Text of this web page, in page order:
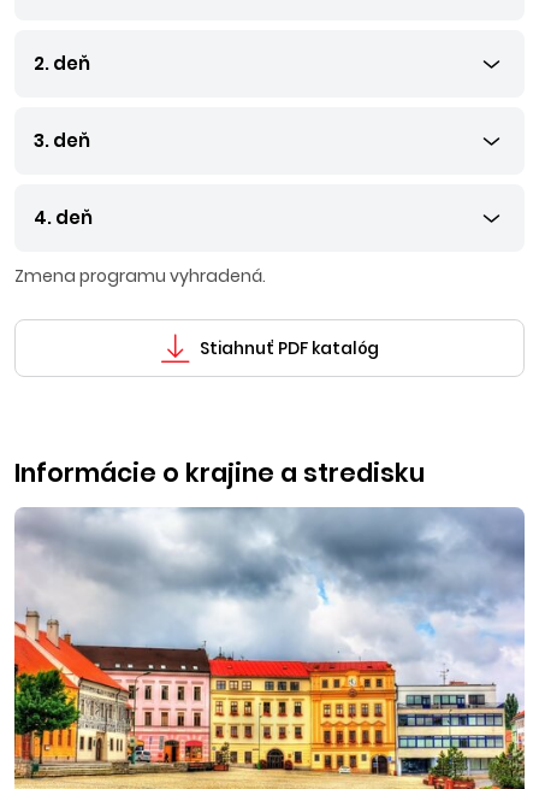
2. deň
3. deň
4. deň
Zmena programu vyhradená.
Stiahnuť PDF katalóg
Informácie o krajine a stredisku